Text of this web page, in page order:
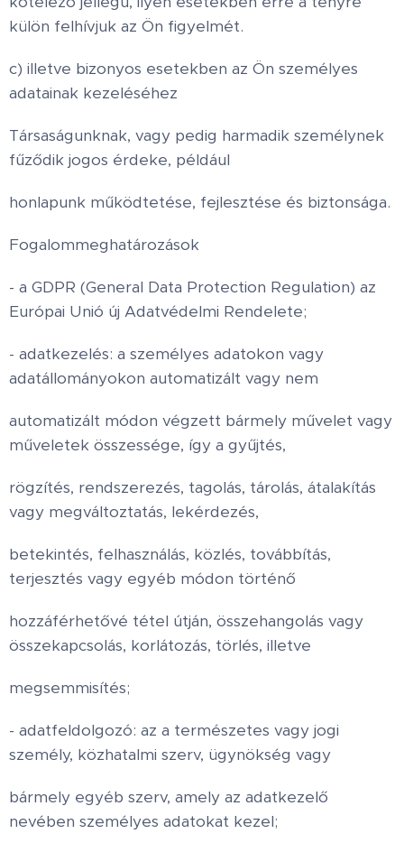
külön felhívjuk az Ön figyelmét.
c) illetve bizonyos esetekben az Ön személyes
adatainak kezeléséhez
Társaságunknak, vagy pedig harmadik személynek
fűződik jogos érdeke, például
honlapunk működtetése, fejlesztése és biztonsága.
Fogalommeghatározások
- a GDPR (General Data Protection Regulation) az
Európai Unió új Adatvédelmi Rendelete;
- adatkezelés: a személyes adatokon vagy
adatállományokon automatizált vagy nem
automatizált módon végzett bármely művelet vagy
műveletek összessége, így a gyűjtés,
rögzítés, rendszerezés, tagolás, tárolás, átalakítás
vagy megváltoztatás, lekérdezés,
betekintés, felhasználás, közlés, továbbítás,
terjesztés vagy egyéb módon történő
hozzáférhetővé tétel útján, összehangolás vagy
összekapcsolás, korlátozás, törlés, illetve
megsemmisítés;
- adatfeldolgozó: az a természetes vagy jogi
személy, közhatalmi szerv, ügynökség vagy
bármely egyéb szerv, amely az adatkezelő
nevében személyes adatokat kezel;